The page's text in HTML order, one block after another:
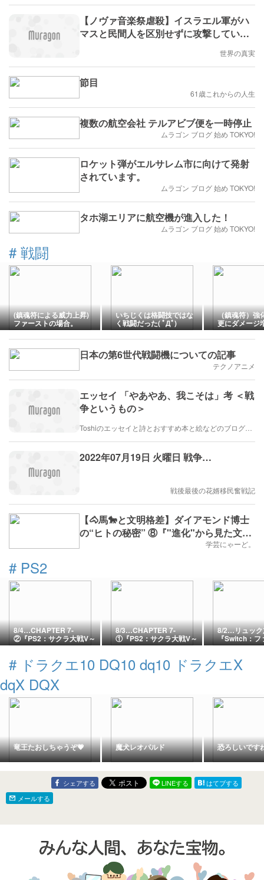
【ノヴァ音楽祭虐殺】イスラエル軍がハ
マスと民間人を区別せずに攻撃している
世界の真実
節目
61歳これからの人生
複数の航空会社 テルアビブ便を一時停止
ムラゴン ブログ 始め TOKYO!
ロケット弾がエルサレム市に向けて発射
されています。
ムラゴン ブログ 始め TOKYO!
タホ湖エリアに航空機が進入した！
ムラゴン ブログ 始め TOKYO!
# 戦闘
(鎮魂符による威力上昇)
ファーストの場合。
いちじくは格闘技ではな
く戦闘だった( ﾟДﾟ)
（鎮魂符）強
更にダメージ
とした所。
日本の第6世代戦闘機についての記事
テクノアニメ
エッセイ 「やあやあ、我こそは」考 ＜戦
争というもの＞
Toshiのエッセイと詩とおすすめ本と絵などのブログ by車戸都志春
2022年07月19日 火曜日 戦争…
戦後最後の花婿移民奮戦記
【🐴馬🐎と文明格差】ダイアモンド博士
の“ヒトの秘密” ⑧『"進化"から見た文明
学芸にゃーど。
# PS2
8/4…CHAPTER 7-
②『PS2：サクラ大戦V～
さらば愛しき人よ～』
8/3…CHAPTER 7-
①『PS2：サクラ大戦V～
さらば愛しき人よ～』
8/2…リュック
『Switch：フ
ァンタジーX』
# ドラクエ10 DQ10 dq10 ドラクエX
dqX DQX
竜王たおしちゃうぞ💗 魔犬レオパルド 恐ろしいです
シェアする LINEする
はてブする
メールする